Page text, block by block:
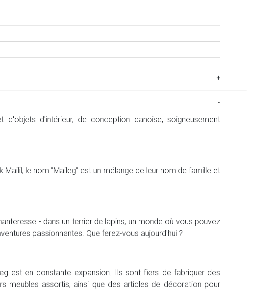
+
-
d'intérieur, de conception danoise, soigneusement
le nom "Maileg" est un mélange de leur nom de famille et
- dans un terrier de lapins, un monde où vous pouvez
passionnantes. Que ferez-vous aujourd'hui ?
est en constante expansion. Ils sont fiers de fabriquer des
meubles assortis, ainsi que des articles de décoration pour